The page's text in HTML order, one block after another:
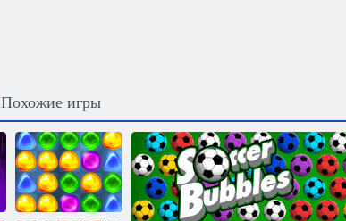
Похожие игры